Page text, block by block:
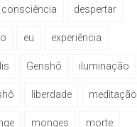
consciência despertar
eu experiência
Genshô iluminação
liberdade meditação
monges morte